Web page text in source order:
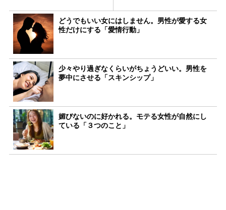
どうでもいい女にはしません。男性が愛する女
性だけにする「愛情行動」
少々やり過ぎなくらいがちょうどいい。男性を
夢中にさせる「スキンシップ」
媚びないのに好かれる。モテる女性が自然にし
ている「３つのこと」